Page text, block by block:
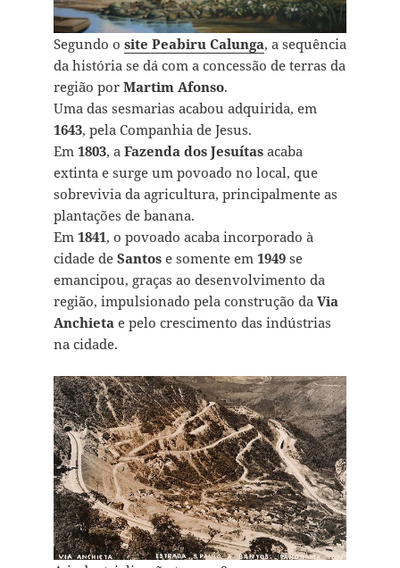
Segundo o site Peabiru Calunga, a sequência
da história se dá com a concessão de terras da
região por Martim Afonso.
Uma das sesmarias acabou adquirida, em
1643, pela Companhia de Jesus.
Em 1803, a Fazenda dos Jesuítasacaba
extinta e surge um povoado no local, que
sobrevivia da agricultura, principalmente as
plantações de banana.
Em 1841, o povoado acaba incorporado à
cidade de Santose somente em 1949se
emancipou, graças ao desenvolvimento da
região, impulsionado pela construção da Via
Anchietae pelo crescimento das indústrias
na cidade.